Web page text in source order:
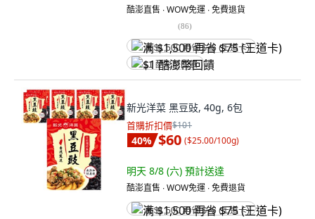
酷澎直售 ∙ WOW免運 ∙ 免費退貨
(86)
满 $1,500 再省 $75 (王道卡)
$1 酷澎幣回饋
新光洋菜 黑豆䜴, 40g, 6包
首購折扣價$101
40% $60 ($25.00/100g)
明天 8/8 (六) 預計送達
酷澎直售 ∙ WOW免運 ∙ 免費退貨
满 $1,500 再省 $75 (王道卡)